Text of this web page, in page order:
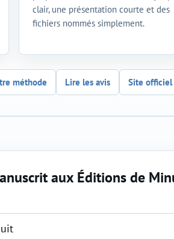
clair, une présentation courte et des
fichiers nommés simplement.
méthode Lire les avis Site officiel
aux Éditions de